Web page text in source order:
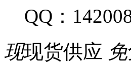
QQ：
现现货供应 免